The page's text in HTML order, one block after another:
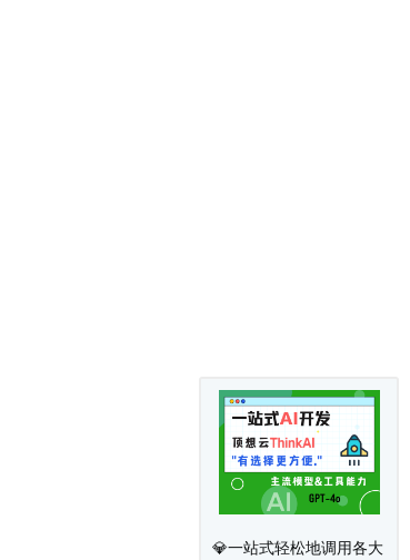
💎一站式轻松地调用各大